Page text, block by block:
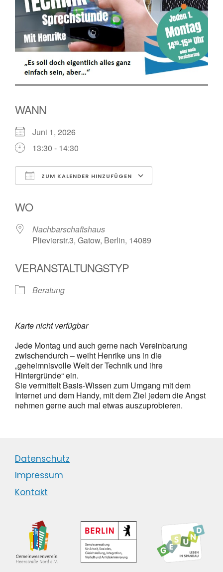
WANN
Juni 1, 2026
13:30 - 14:30
ZUM KALENDER HINZUFÜGEN
WO
Nachbarschaftshaus
Plievierstr.3, Gatow, Berlin, 14089
VERANSTALTUNGSTYP
Beratung
Karte nicht verfügbar
Jede Montag und auch gerne nach Vereinbarung
zwischendurch – weiht Henrike uns in die
„geheimnisvolle Welt der Technik und ihre
Hintergründe“ ein.
Sie vermittelt Basis-Wissen zum Umgang mit dem
Internet und dem Handy, mit dem Ziel jedem die Angst
nehmen gerne auch mal etwas auszuprobieren.
Datenschutz
Impressum
Kontakt